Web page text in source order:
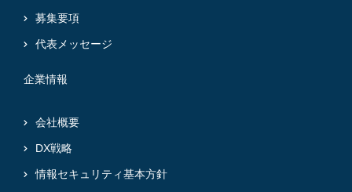
募集要項
代表メッセージ
企業情報
会社概要
DX戦略
情報セキュリティ基本方針